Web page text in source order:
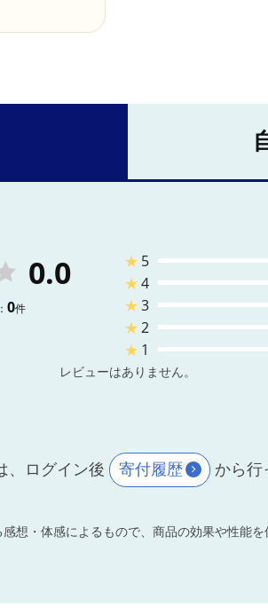
0.0
0件
★ 5
★4
★3
★2
★ 1
レビューはありません。
、ログイン後 寄付履歴 から行
想・体感によるもので、商品の効果や性能を